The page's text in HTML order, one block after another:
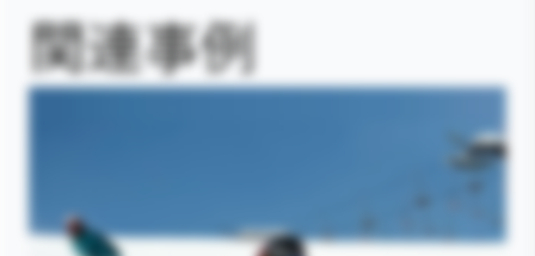
関連事例